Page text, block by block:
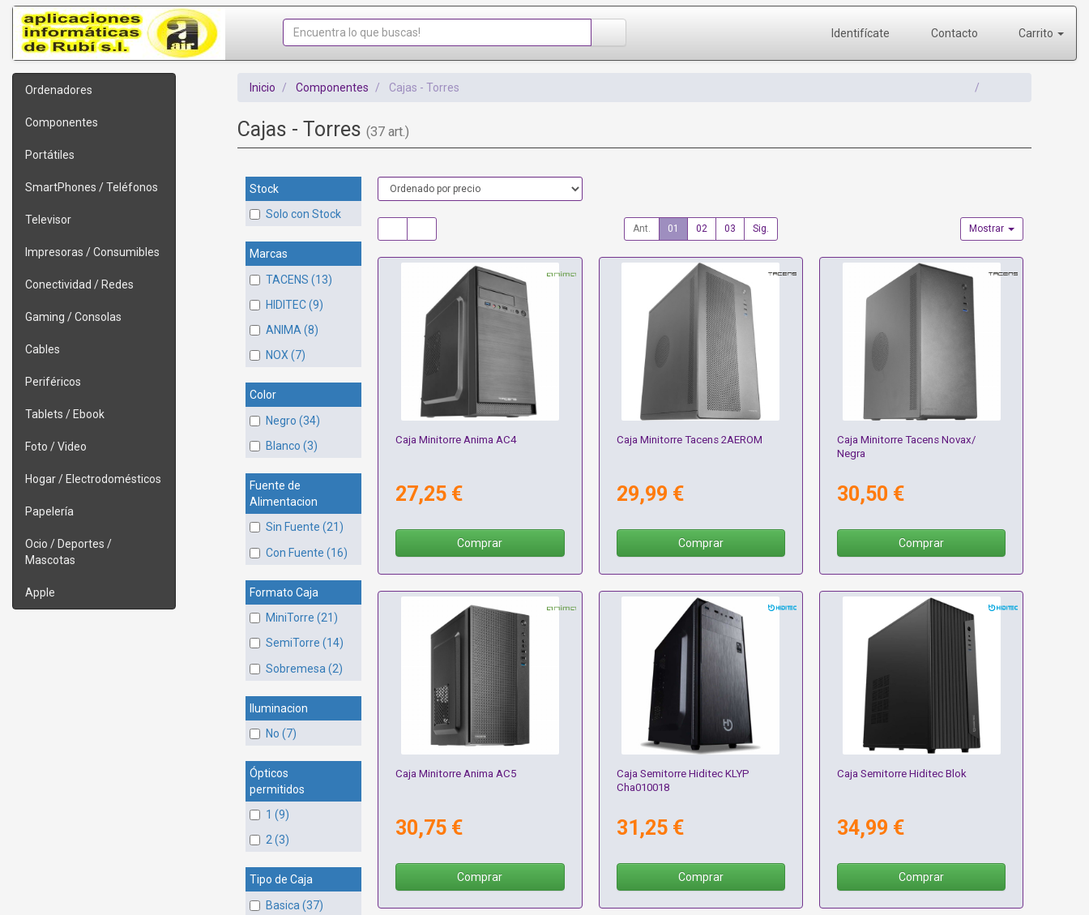
Identifícate Contacto Carrito
Ordenadores
Componentes
Portátiles
SmartPhones / Teléfonos
Televisor
Impresoras / Consumibles
Conectividad / Redes
Gaming / Consolas
Cables
Periféricos
Tablets / Ebook
Foto / Video
Hogar / Electrodomésticos
Papelería
Ocio / Deportes /
Mascotas
Apple
Inicio Componentes Cajas - Torres
Cajas - Torres (37 art.)
Stock
Solo con Stock
Marcas
TACENS (13)
HIDITEC (9)
ANIMA (8)
NOX (7)
Color
Negro (34)
Blanco (3)
Fuente de
Alimentacion
Sin Fuente (21)
Con Fuente (16)
Formato Caja
MiniTorre (21)
SemiTorre (14)
Sobremesa (2)
Iluminacion
No (7)
Ópticos
permitidos
1 (9)
2 (3)
Tipo de Caja
Basica (37)
Ant. 01 02 03 Sig. Mostrar
Caja Minitorre Anima AC4
27,25 €
Comprar
Caja Minitorre Tacens 2AEROM
29,99 €
Comprar
Caja Minitorre Tacens Novax/
Negra
30,50 €
Comprar
Caja Minitorre Anima AC5
30,75 €
Comprar
Caja Semitorre Hiditec KLYP
Cha010018
31,25 €
Comprar
Caja Semitorre Hiditec Blok
34,99 €
Comprar